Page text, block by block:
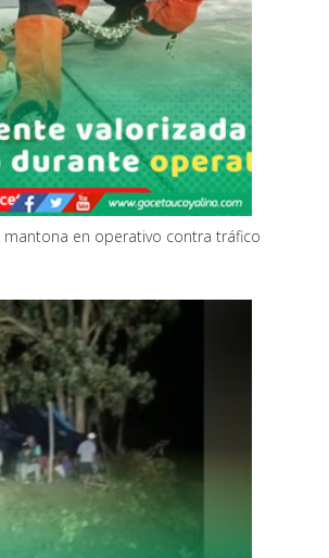
mantona en operativo contra tráfico